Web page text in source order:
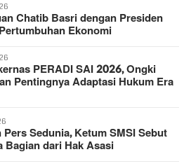
Chatib Basri dengan Presiden
Ekonomi
PERADI SAI 2026, Ongki
Pentingnya Adaptasi Hukum Era
Sedunia, Ketum SMSI Sebut
Bagian dari Hak Asasi